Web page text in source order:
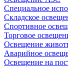
Специальное
Складское
Спортивное
Торговое
Освещение
Аварийное
Освещение на